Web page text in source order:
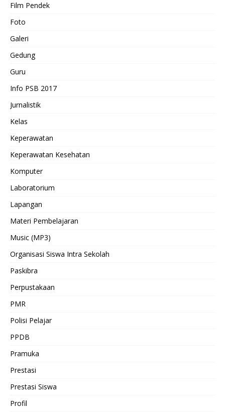
Film Pendek
Foto
Galeri
Gedung
Guru
Info PSB 2017
Jurnalistik
Kelas
Keperawatan
Keperawatan Kesehatan
Komputer
Laboratorium
Lapangan
Materi Pembelajaran
Music (MP3)
Organisasi Siswa Intra Sekolah
Paskibra
Perpustakaan
PMR
Polisi Pelajar
PPDB
Pramuka
Prestasi
Prestasi Siswa
Profil